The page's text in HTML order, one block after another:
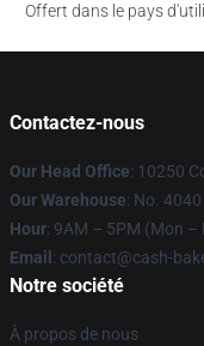
Offert dans le pays
Contactez-nous
Our Head Office: 10250
Our Warehouse: No.
Hour: 9AM – 5PM (Mon –
Email : contact@cash-
Notre société
À propos de nous